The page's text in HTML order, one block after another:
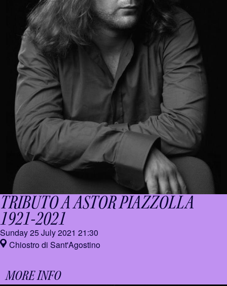
TRIBUTO A ASTOR PIAZZOLLA
1921-2021
Sunday 25 July 2021 21:30
Chiostro di Sant'Agostino
MORE INFO